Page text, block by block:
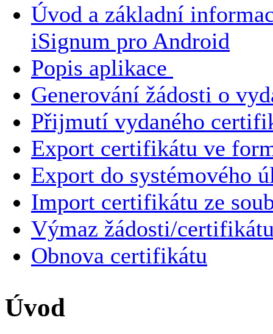
Úvod a základní
iSignum pro Android
Popis aplikace
Generování žádosti o
Přijmutí vydaného
Export certifikátu ve
Export do systémového
Import certifikátu ze
Výmaz žádosti/
Obnova certifikátu
Úvod